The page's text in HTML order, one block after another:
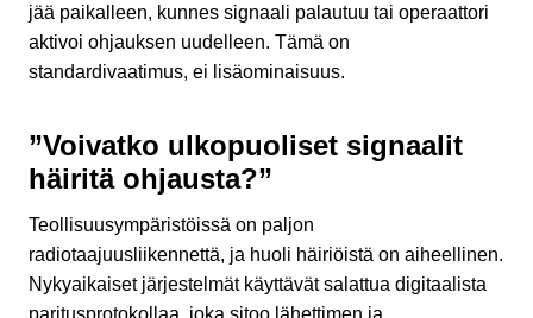
jää paikalleen, kunnes signaali palautuu tai operaattori
aktivoi ohjauksen uudelleen. Tämä on
standardivaatimus, ei lisäominaisuus.
”Voivatko ulkopuoliset signaalit
häiritä ohjausta?”
Teollisuusympäristöissä on paljon
radiotaajuusliikennettä, ja huoli häiriöistä on aiheellinen.
Nykyaikaiset järjestelmät käyttävät salattua digitaalista
paritusprotokollaa, joka sitoo lähettimen ja